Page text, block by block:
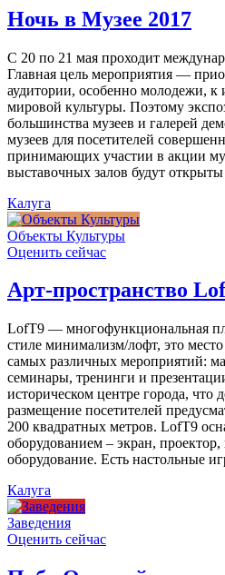
Ночь в Музее 2017
С 20 по 21 мая проходит
Главная цель мероприятия —
аудитории, особенно молодежи, к
мировой культуры. Поэтому
большинства музеев и галерей
музеев для посетителей
принимающих участии в акции
выставочных залов будут
Калуга
Объекты Культуры
Оценить сейчас
Арт-пространство
LofT9 — многофункциональная
стиле минимализм/лофт, это
самых различных мероприятий:
семинары, тренинги и
историческом центре города, что
размещение посетителей
200 квадратных метров. LofT9
оборудованием – экран, проектор,
оборудование. Есть настольные
Калуга
Заведения
Оценить сейчас